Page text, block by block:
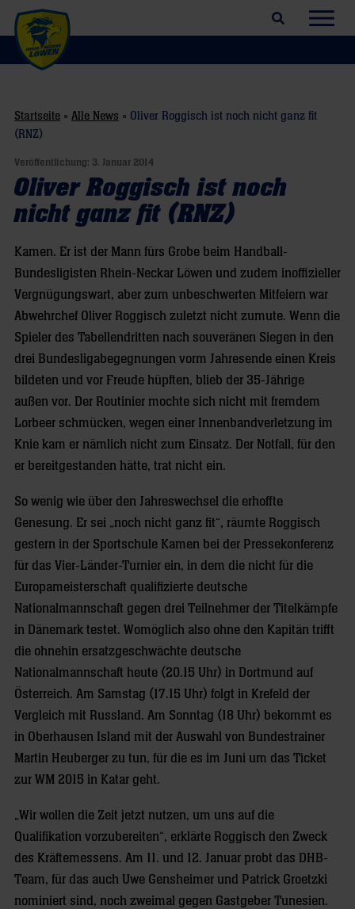
Suchfeld öffnen
Startseite » Alle News » Oliver Roggisch ist noch nicht ganz fit
(RNZ)
Veröffentlichung: 3. Januar 2014
Oliver Roggisch ist noch
nicht ganz fit (RNZ)
Kamen. Er ist der Mann fürs Grobe beim Handball-
Bundesligisten Rhein-Neckar Löwen und zudem inoffizieller
Vergnügungswart, aber zum unbeschwerten Mitfeiern war
Abwehrchef Oliver Roggisch zuletzt nicht zumute. Wenn die
Spieler des Tabellendritten nach souveränen Siegen in den
drei Bundesligabegegnungen vorm Jahresende einen Kreis
bildeten und vor Freude hüpften, blieb der 35-Jährige
außen vor. Der Routinier mochte sich nicht mit fremdem
Lorbeer schmücken, wegen einer Innenbandverletzung im
Knie kam er nämlich nicht zum Einsatz. Der Notfall, für den
er bereitgestanden hätte, trat nicht ein.
So wenig wie über den Jahreswechsel die erhoffte
Genesung. Er sei „noch nicht ganz fit“, räumte Roggisch
gestern in der Sportschule Kamen bei der Pressekonferenz
für das Vier-Länder-Turnier ein, in dem die nicht für die
Europameisterschaft qualifizierte deutsche
Nationalmannschaft gegen drei Teilnehmer der Titelkämpfe
in Dänemark testet. Womöglich also ohne den Kapitän trifft
die ohnehin ersatzgeschwächte deutsche
Nationalmannschaft heute (20.15 Uhr) in Dortmund auf
Österreich. Am Samstag (17.15 Uhr) folgt in Krefeld der
Vergleich mit Russland. Am Sonntag (18 Uhr) bekommt es
in Oberhausen Island mit der Auswahl von Bundestrainer
Martin Heuberger zu tun, für die es im Juni um das Ticket
zur WM 2015 in Katar geht.
„Wir wollen die Zeit jetzt nutzen, um uns auf die
Qualifikation vorzubereiten“, erklärte Roggisch den Zweck
des Kräftemessens. Am 11. und 12. Januar probt das DHB-
Team, für das auch Uwe Gensheimer und Patrick Groetzki
nominiert sind, noch zweimal gegen Gastgeber Tunesien.